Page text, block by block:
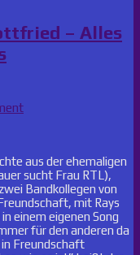
– Alles
aus der ehemaligen
sucht Frau RTL),
Bandkollegen von
mit Rays
einem eigenen Song
für den anderen da
in Freundschaft